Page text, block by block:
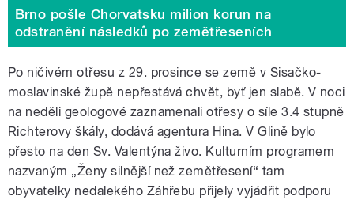
Brno pošle Chorvatsku milion korun na
odstranění následků po zemětřeseních
Po ničivém otřesu z 29. prosince se země v Sisačko-
moslavinské župě nepřestává chvět, byť jen slabě. V noci
na neděli geologové zaznamenali otřesy o síle 3.4 stupně
Richterovy škály, dodává agentura Hina. V Glině bylo
přesto na den Sv. Valentýna živo. Kulturním programem
nazvaným „Ženy silnější než zemětřesení“ tam
obyvatelky nedalekého Záhřebu přijely vyjádřit podporu